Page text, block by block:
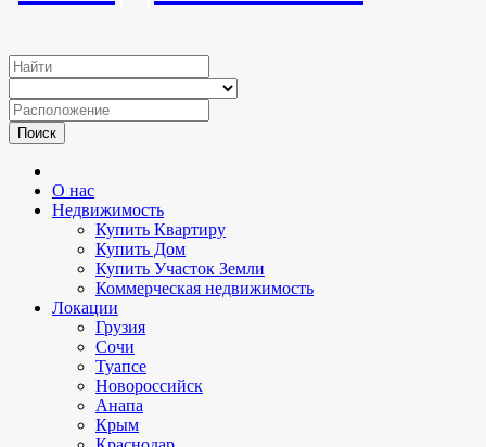
Поиск
О нас
Недвижимость
Купить Квартиру
Купить Дом
Купить Участок Земли
Коммерческая недвижимость
Локации
Грузия
Сочи
Туапсе
Новороссийск
Анапа
Крым